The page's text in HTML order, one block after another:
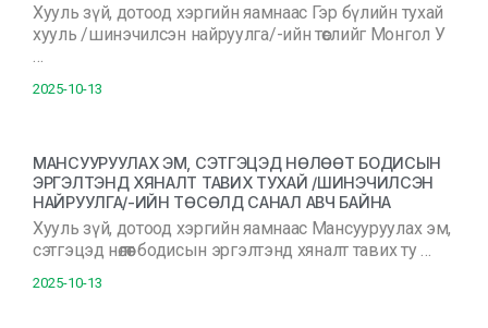
Хууль зүй, дотоод хэргийн яамнаас Гэр бүлийн тухай
хууль /шинэчилсэн найруулга/-ийн төслийг Монгол У
…
2025-10-13
МАНСУУРУУЛАХ ЭМ, СЭТГЭЦЭД НӨЛӨӨТ БОДИСЫН
ЭРГЭЛТЭНД ХЯНАЛТ ТАВИХ ТУХАЙ /ШИНЭЧИЛСЭН
НАЙРУУЛГА/-ИЙН ТӨСӨЛД САНАЛ АВЧ БАЙНА
Хууль зүй, дотоод хэргийн яамнаас Мансууруулах эм,
сэтгэцэд нөлөөт бодисын эргэлтэнд хяналт тавих ту …
2025-10-13